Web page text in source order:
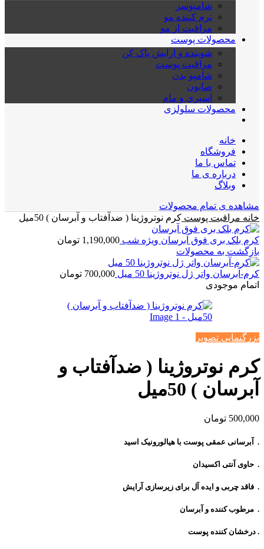
شامپوسر
نرم کننده مو
مراقبت از مو
محصولات پوست
شوینده و ارایش پاک کن
مراقبت پوست
شامپو بدن
صابون
اسپری و مام
محصولات سلولزی
خانه
فروشگاه
تماس با ما
درباره ی ما
وبلاگ
مشاهده ی تمام محصولات
خانه مراقبت پوست کرم نوتروژینا ( ضدآفتاب و آبرسان ) 50میل
کرم بلک بری فوق آبرسان ویژه شب 1,190,000 تومان
بازگشت به محصولات
کرم-آبرسان واتر ژل نوتروژینا 50 میل 700,000 تومان
اتمام موجودی
بزرگنمایی تصویر
کرم نوتروژینا ( ضدآفتاب و
آبرسان ) 50میل
500,000 تومان
. آبرسانی عمقی پوست با هیالورونیک اسید
. حاوی آنتی اکسیدان
. فاقد چربی و ایده آل برای زیرسازی آرایش
. مرطوب کننده و آبرسان
. درخشان کننده پوست